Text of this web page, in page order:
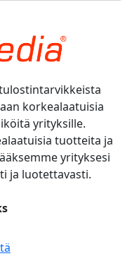
korkealaatuisia
yrityksille.
tuotteita ja
yrityksesi
ja luotettavasti.